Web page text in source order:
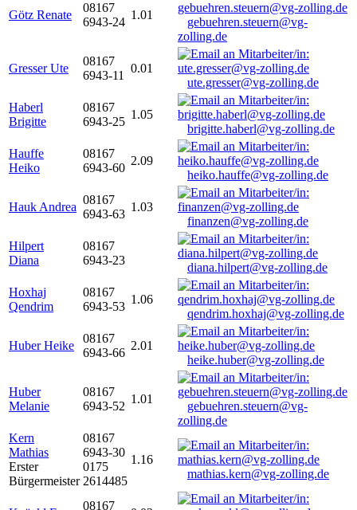
Götz Renate
08167
6943-24
1.01
gebuehren.steuern@vg-
zolling.de
Gresser Ute
08167
6943-11
0.01
ute.gresser@vg-zolling.de
Haberl
Brigitte
08167
6943-25
1.05
brigitte.haberl@vg-zolling.de
Hauffe
Heiko
08167
6943-60
2.09
heiko.hauffe@vg-zolling.de
Hauk Andrea
08167
6943-63
1.03
finanzen@vg-zolling.de
Hilpert
Diana
08167
6943-23
diana.hilpert@vg-zolling.de
Hoxhaj
Qendrim
08167
6943-53
1.06
qendrim.hoxhaj@vg-zolling.de
Huber Heike
08167
6943-66
2.01
heike.huber@vg-zolling.de
Huber
Melanie
08167
6943-52
1.01
gebuehren.steuern@vg-
zolling.de
Kern
Mathias
Erster
Bürgermeister
08167
6943-30
0175
2614485
1.16
mathias.kern@vg-zolling.de
08167